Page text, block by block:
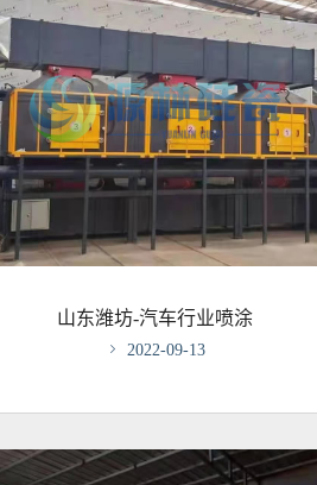
山东潍坊-汽车行业喷涂
 2022-09-13